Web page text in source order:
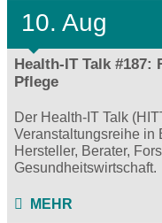
10. Aug
Health-IT Talk
Pflege
Der Health-IT Talk
Veranstaltungsreihe in
Hersteller, Berater,
Gesundheitswirtschaft.
MEHR